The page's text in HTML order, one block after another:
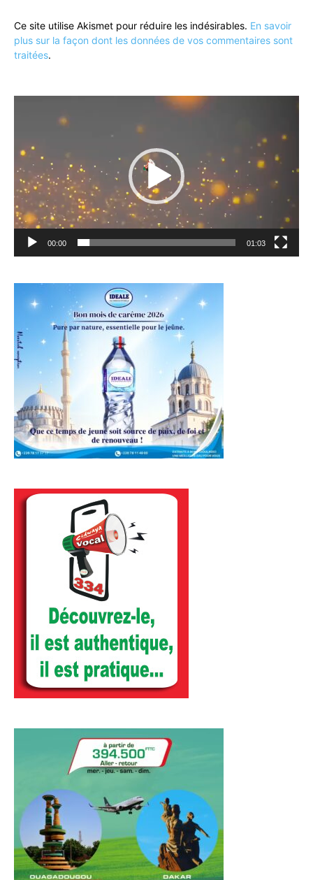
Ce site utilise Akismet pour réduire les indésirables. En savoir
plus sur la façon dont les données de vos commentaires sont
traitées.
00:00 01:03